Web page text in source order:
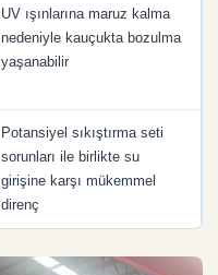
UV ışınlarına maruz kalma
nedeniyle kauçukta bozulma
yaşanabilir
Potansiyel sıkıştırma seti
sorunları ile birlikte su
girişine karşı mükemmel
direnç